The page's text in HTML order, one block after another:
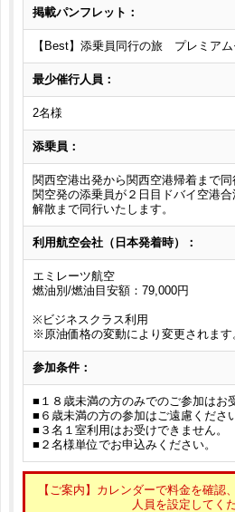
掲載パンフレット：
【Best】添乗員同行の旅 プレミアム
最少催行人員：
2名様
添乗員：
関西空港出発から関西空港帰着まで同
関空発の添乗員が２日目ドバイ空港
解散まで同行いたします。
利用航空会社（日本発着時）：
エミレーツ航空
燃油別/燃油目安額：79,000円
※ビジネスクラス利用
※原油価格の変動により変更されます
参加条件：
■１８歳未満の方のみでのご参加はお
■６歳未満の方の参加はご遠慮くださ
■３名１室利用はお受けできません。
■２名様単位でお申込みください。
【ご案内】カレンダーで料金を確認
人員を設定してく